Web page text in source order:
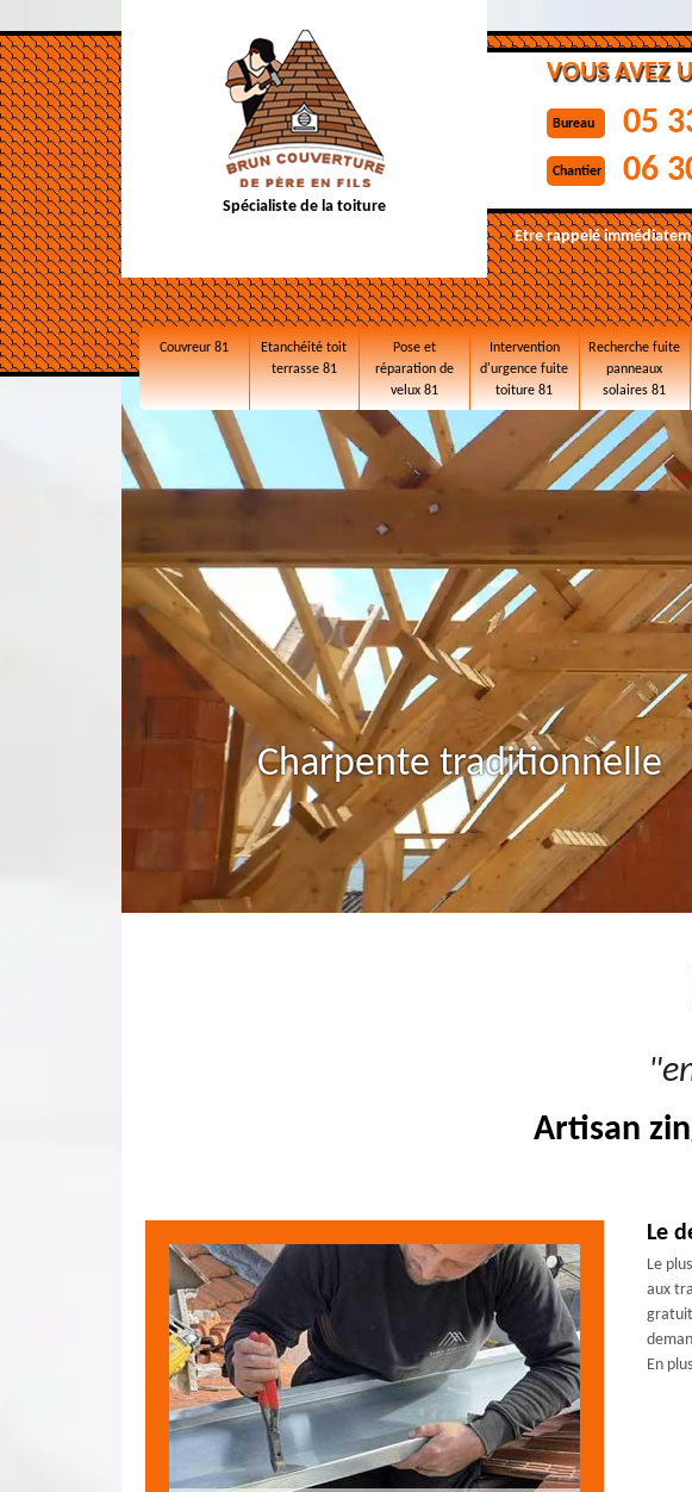
Spécialiste de la toiture
VOUS AVEZ
Bureau 05
Chantier 06
Etre rappelé
Couvreur 81
Etanchéité toit
terrasse 81
Pose et
réparation de
velux 81
Intervention
d'urgence fuite
toiture 81
Recherche fuite
panneaux
solaires 81
Charpente traditionnelle
Artisan
Le
Le
aux
gratuit
En